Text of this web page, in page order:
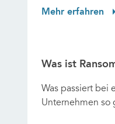
Mehr erfahren
Was ist
Was passiert bei
Unternehmen so